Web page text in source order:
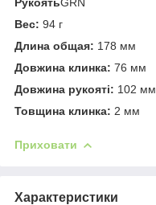
Вес: 94 г
Длина общая: 178 мм
Довжина клинка: 76 мм
Довжина рукояті: 102 мм
Товщина клинка: 2 мм
Приховати
Характеристики